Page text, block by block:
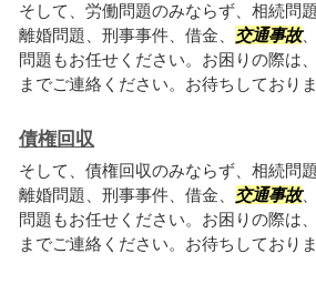
そして、労働問題のみならず、相続問
離婚問題、刑事事件、借金、 交通事故
問題もお任せください。お困りの際は
までご連絡ください。お待ちしておりま
債権回収
そして、債権回収のみならず、相続問
離婚問題、刑事事件、借金、 交通事故
問題もお任せください。お困りの際は
までご連絡ください。お待ちしておりま